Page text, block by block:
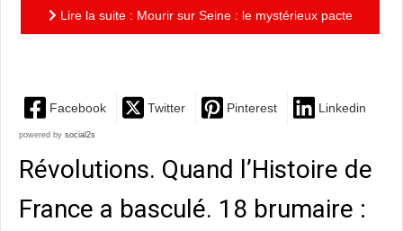
Lire la suite : Mourir sur Seine : le mystérieux pacte
Facebook Twitter Pinterest Linkedin
powered by social2s
Révolutions. Quand l’Histoire de
France a basculé. 18 brumaire :